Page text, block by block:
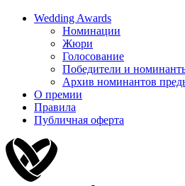
Wedding Awards
Номинации
Жюри
Голосование
Победители и
Архив номинантов
О премии
Правила
Публичная оферта